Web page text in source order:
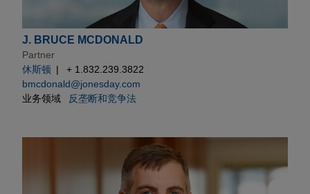
J. BRUCE MCDONALD
Partner
休斯顿
+ 1.832.239.3822
bmcdonald@jonesday.com
业务领域
反垄断和竞争法